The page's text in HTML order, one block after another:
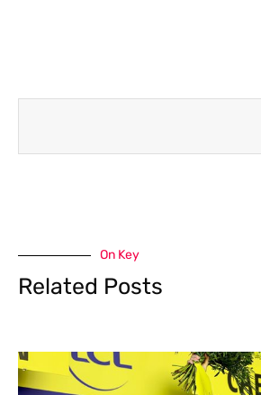
On Key
Related Posts